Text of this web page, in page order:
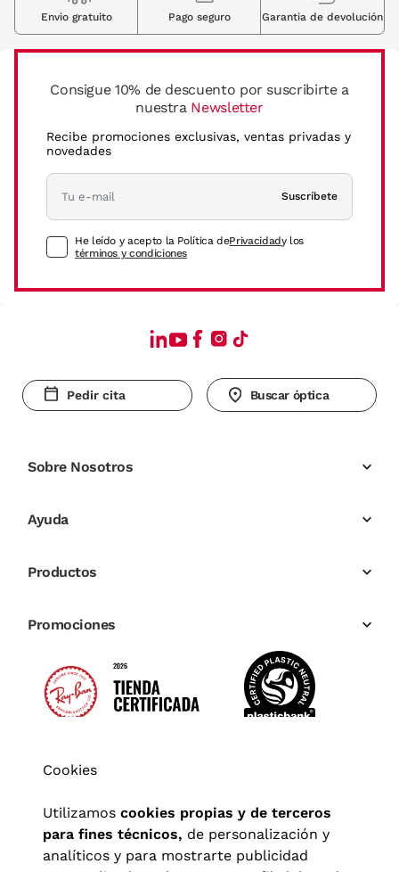
Consigue 10% de descuento por suscribirte a
nuestra Newsletter
Recibe promociones exclusivas, ventas privadas y
novedades
Suscríbete
He leído y acepto la Política dePrivacidady los
términos y condiciones
Envio gratuito Pago seguro Garantia de devolución
Pedir cita Buscar óptica
Sobre Nosotros
Ayuda
Productos
Promociones
Cookies
Utilizamos cookies propias y de terceros
para fines técnicos, de personalización y
analíticos y para mostrarte publicidad